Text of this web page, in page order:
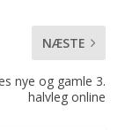
NÆSTE
nye og gamle 3.
halvleg online